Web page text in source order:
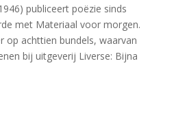
publiceert poëzie sinds
met Materiaal voor morgen.
op achttien bundels, waarvan
bij uitgeverij Liverse: Bijna